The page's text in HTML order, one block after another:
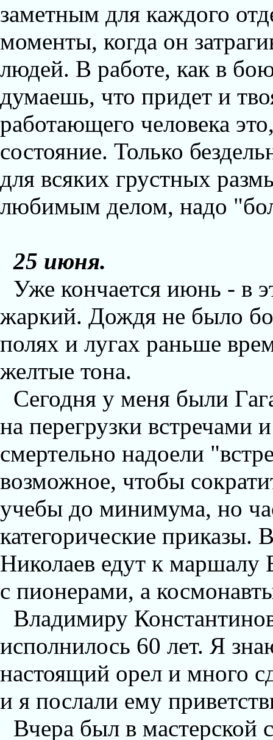
заметным для каждого
моменты, когда он
людей. В работе, как в
думаешь, что придет и
работающего человека
состояние. Только
для всяких грустных
любимым делом, надо
25 июня.
Уже кончается июнь - в
жаркий. Дождя не было
полях и лугах раньше
желтые тона.
Сегодня у меня были
на перегрузки
смертельно надоели
возможное, чтобы
учебы до минимума, но
категорические приказы.
Николаев едут к маршалу
с пионерами, а
Владимиру
исполнилось 60 лет. Я
настоящий орел и много
и я послали ему
Вчера был в мастерской